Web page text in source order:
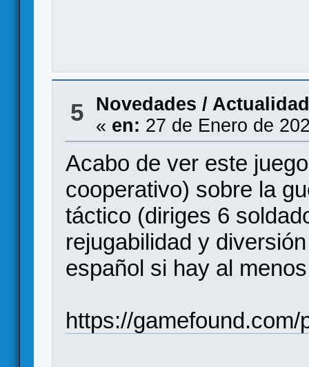
5
Novedades / Actualidad
« en: 27 de Enero de
Acabo de ver este
cooperativo) sobre la
táctico (diriges 6
rejugabilidad y
español si hay al
https://